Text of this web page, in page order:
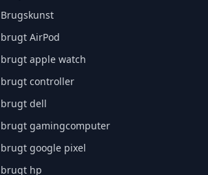
Brugskunst
brugt AirPod
brugt apple watch
brugt controller
brugt dell
brugt gamingcomputer
brugt google pixel
brugt hp